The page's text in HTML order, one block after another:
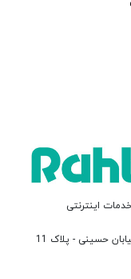
اینترنتی
حسینی - پلاک 11